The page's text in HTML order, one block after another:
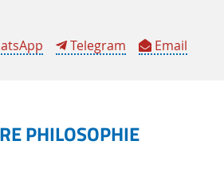
Telegram Email
PHILOSOPHIE